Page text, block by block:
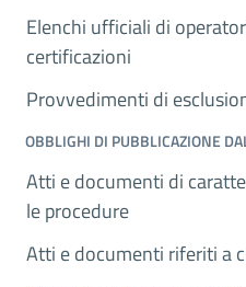
Elenchi ufficiali di
certificazioni
Provvedimenti di
OBBLIGHI DI PUBBLICAZIONE
Atti e documenti di
le procedure
Atti e documenti riferiti a